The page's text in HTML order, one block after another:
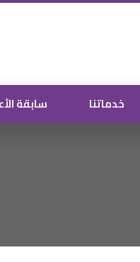
خدماتنا سابقة